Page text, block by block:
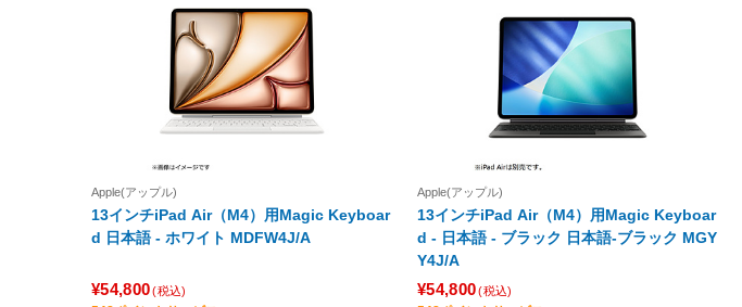
Apple(アップル)
13インチiPad Air（M4）用Magic Keyboar
d 日本語 - ホワイト MDFW4J/A
¥54,800(税込)
Apple(アップル)
13インチiPad Air（M4）用Magic Keyboar
d - 日本語 - ブラック 日本語-ブラック MGY
Y4J/A
¥54,800(税込)